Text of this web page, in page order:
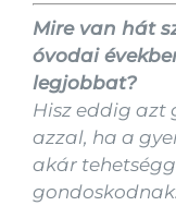
Mire van hát
óvodai
legjobbat?
Hisz eddig azt
azzal, ha a
akár
gondoskodnak.